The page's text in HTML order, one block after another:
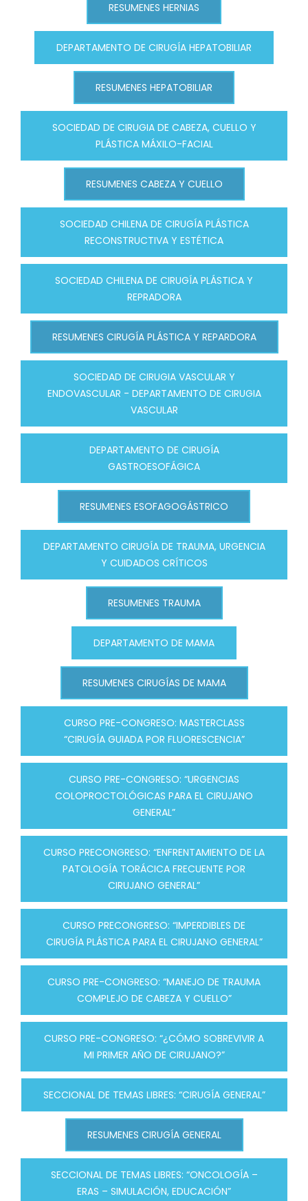
RESUMENES HERNIAS
DEPARTAMENTO DE CIRUGÍA HEPATOBILIAR
RESUMENES HEPATOBILIAR
SOCIEDAD DE CIRUGIA DE CABEZA, CUELLO Y
PLÁSTICA MÁXILO-FACIAL
RESUMENES CABEZA Y CUELLO
SOCIEDAD CHILENA DE CIRUGÍA PLÁSTICA
RECONSTRUCTIVA Y ESTÉTICA
SOCIEDAD CHILENA DE CIRUGÍA PLÁSTICA Y
REPRADORA
RESUMENES CIRUGÍA PLÁSTICA Y REPARDORA
SOCIEDAD DE CIRUGIA VASCULAR Y
ENDOVASCULAR - DEPARTAMENTO DE CIRUGIA
VASCULAR
DEPARTAMENTO DE CIRUGÍA
GASTROESOFÁGICA
RESUMENES ESOFAGOGÁSTRICO
DEPARTAMENTO CIRUGÍA DE TRAUMA, URGENCIA
Y CUIDADOS CRÍTICOS
RESUMENES TRAUMA
DEPARTAMENTO DE MAMA
RESUMENES CIRUGÍAS DE MAMA
CURSO PRE-CONGRESO: MASTERCLASS
“CIRUGÍA GUIADA POR FLUORESCENCIA”
CURSO PRE-CONGRESO: “URGENCIAS
COLOPROCTOLÓGICAS PARA EL CIRUJANO
GENERAL”
CURSO PRECONGRESO: “ENFRENTAMIENTO DE LA
PATOLOGÍA TORÁCICA FRECUENTE POR
CIRUJANO GENERAL”
CURSO PRECONGRESO: “IMPERDIBLES DE
CIRUGÍA PLÁSTICA PARA EL CIRUJANO GENERAL”
CURSO PRE-CONGRESO: “MANEJO DE TRAUMA
COMPLEJO DE CABEZA Y CUELLO”
CURSO PRE-CONGRESO: “¿CÓMO SOBREVIVIR A
MI PRIMER AÑO DE CIRUJANO?”
SECCIONAL DE TEMAS LIBRES: “CIRUGÍA GENERAL”
RESUMENES CIRUGÍA GENERAL
SECCIONAL DE TEMAS LIBRES: “ONCOLOGÍA –
ERAS – SIMULACIÓN, EDUCACIÓN”